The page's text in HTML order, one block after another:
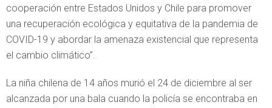
cooperación entre Estados Unidos y Chile para promover
una recuperación ecológica y equitativa de la pandemia de
COVID-19 y abordar la amenaza existencial que representa
el cambio climático”.
La niña chilena de 14 años murió el 24 de diciembre al ser
alcanzada por una bala cuando la policía se encontraba en